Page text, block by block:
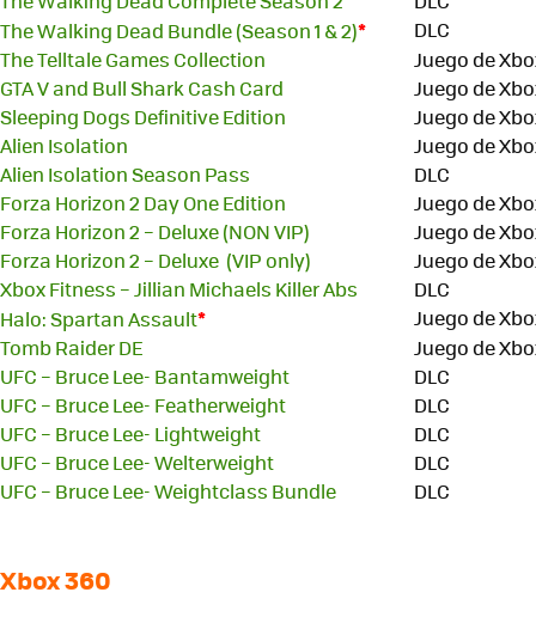
The Walking Dead Bundle (Season 1 & 2)*
DLC
The Telltale Games Collection
Juego de
GTA V and Bull Shark Cash Card
Juego de
Sleeping Dogs Definitive Edition
Juego de
Alien Isolation
Juego de
Alien Isolation Season Pass
DLC
Forza Horizon 2 Day One Edition
Juego de
Forza Horizon 2 – Deluxe (NON VIP)
Juego de
Forza Horizon 2 – Deluxe (VIP only)
Juego de
Xbox Fitness – Jillian Michaels Killer Abs
DLC
Halo: Spartan Assault*
Juego de
Tomb Raider DE
Juego de
UFC – Bruce Lee- Bantamweight
DLC
UFC – Bruce Lee- Featherweight
DLC
UFC – Bruce Lee- Lightweight
DLC
UFC – Bruce Lee- Welterweight
DLC
UFC – Bruce Lee- Weightclass Bundle
DLC
Xbox 360